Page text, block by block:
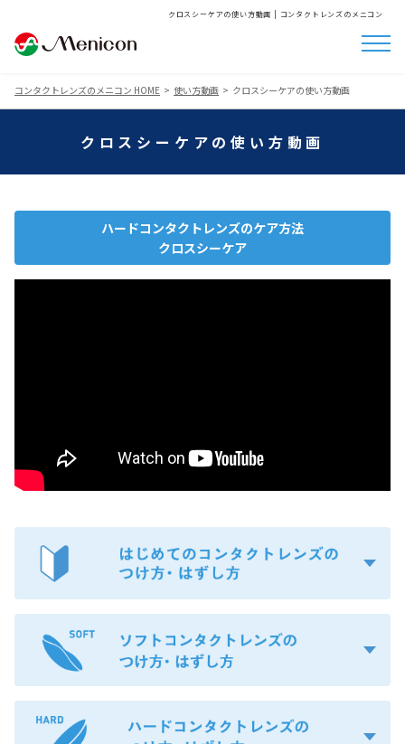
クロスシーケアの使い方動画 | コンタクトレンズのメニコン
コンタクトレンズのメニコン HOME 使い方動画 クロスシーケアの使い方動画
クロスシーケアの使い方動画
ハードコンタクトレンズのケア方法
クロスシーケア